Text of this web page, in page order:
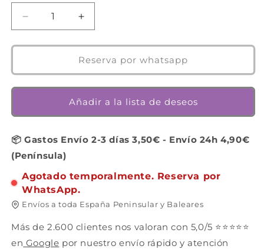
Reducir
cantidad
para
Multi
Desde
años
Aumentar
cantidad
para
Smartivity
Multi
Kit
-
Desde
6
años
Reserva por whatsapp
Añadir a la lista de deseos
📦 Gastos Envío 2-3 días 3,50€ - Envío 24h 4,90€
(Península)
Agotado temporalmente. Reserva por
WhatsApp.
Envíos a toda España Peninsular y Baleares
Más de 2.600 clientes nos valoran con 5,0/5 ⭐⭐⭐⭐⭐
en Google por nuestro envío rápido y atención